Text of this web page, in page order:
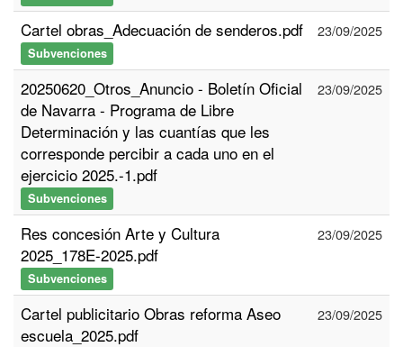
Cartel obras_Adecuación de senderos.pdf
Subvenciones
23/09/2025
20250620_Otros_Anuncio - Boletín Oficial
de Navarra - Programa de Libre
Determinación y las cuantías que les
corresponde percibir a cada uno en el
ejercicio 2025.-1.pdf
Subvenciones
23/09/2025
Res concesión Arte y Cultura
2025_178E-2025.pdf
Subvenciones
23/09/2025
Cartel publicitario Obras reforma Aseo
escuela_2025.pdf
23/09/2025